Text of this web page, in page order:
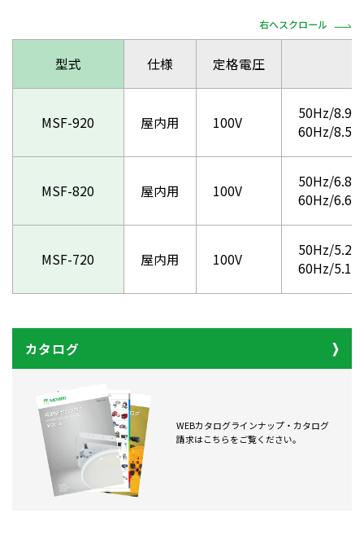
右へスクロール
型式 仕様 定格電圧
MSF-920 屋内用 100V
50Hz/
60Hz/
MSF-820 屋内用 100V
50Hz/
60Hz/
MSF-720 屋内用 100V
50Hz/
60Hz/
カタログ
WEBカタログラインナップ・カタログ
請求はこちらをご覧ください。